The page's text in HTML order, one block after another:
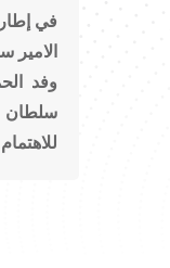
في
الامير
وفد
سلطان